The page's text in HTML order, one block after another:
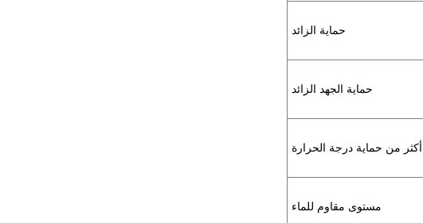
حماية الزائد
حماية الجهد الزائد
أكثر من حماية درجة الحرارة
مستوى مقاوم للماء